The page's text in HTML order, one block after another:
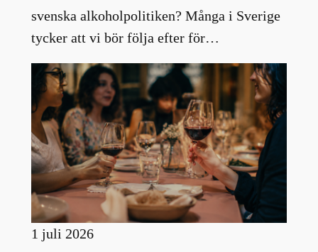
svenska alkoholpolitiken? Många i Sverige
tycker att vi bör följa efter för…
1 juli 2026